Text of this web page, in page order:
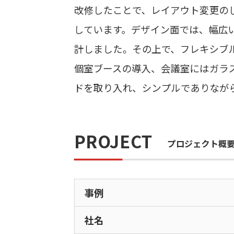
改修したことで、レイアウト変更
しています。デザイン面では、幅
計しました。その上で、フレキシ
個室ブースの導入、会議室にはガ
ドを取り入れ、シンプルでありな
PROJECT プロジェクト概
事例
社名